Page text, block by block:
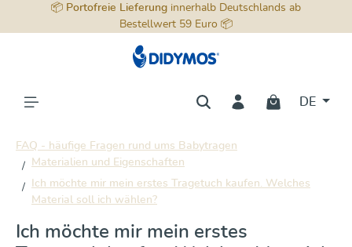
springen
📦 Portofreie Lieferung innerhalb Deutschlands ab
Bestellwert 59 Euro 📦
DE
FAQ - häufige Fragen rund ums Babytragen
Materialien und Eigenschaften
Ich möchte mir mein erstes Tragetuch kaufen. Welches
Material soll ich wählen?
Ich möchte mir mein erstes